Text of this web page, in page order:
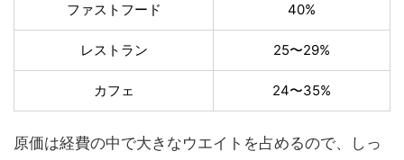
ファストフード 40%
レストラン 25〜29%
カフェ 24〜35%
原価は経費の中で大きなウエイトを占めるので、しっ